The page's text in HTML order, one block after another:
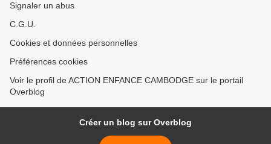
Signaler un abus
C.G.U.
Cookies et données personnelles
Préférences cookies
Voir le profil de ACTION ENFANCE CAMBODGE sur le portail
Overblog
Créer un blog sur Overblog